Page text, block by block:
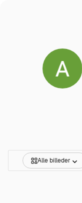
Alle billeder